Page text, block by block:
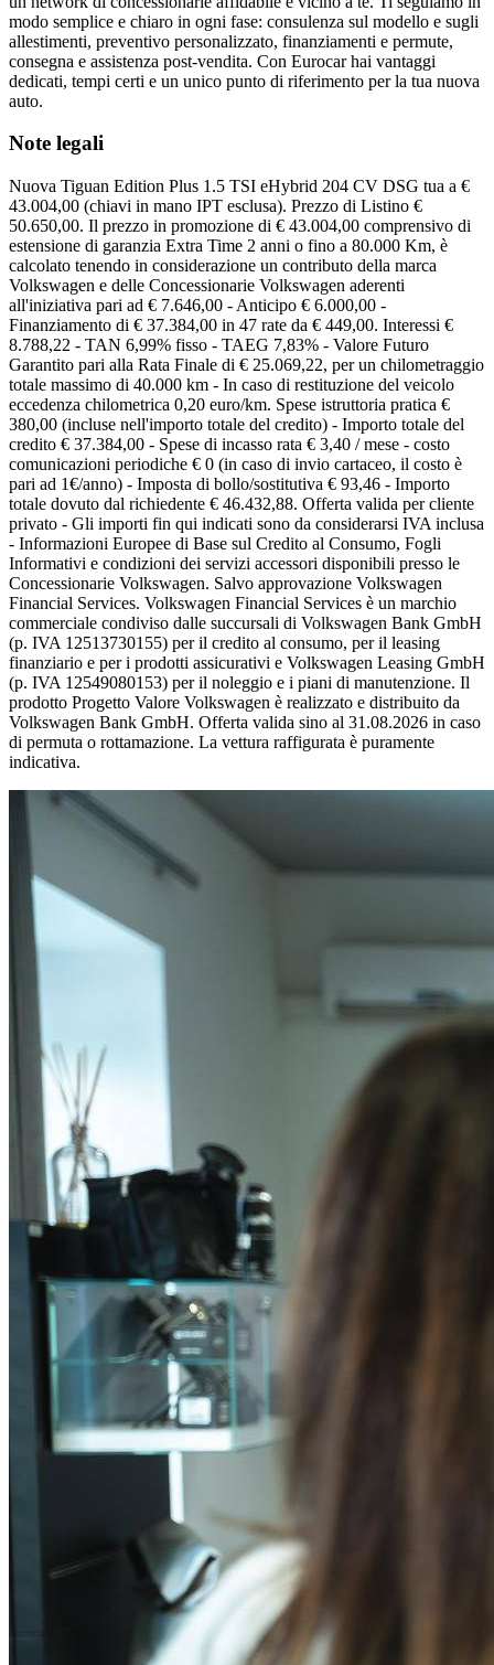
modo semplice e chiaro in ogni fase: consulenza sul modello e sugli
allestimenti, preventivo personalizzato, finanziamenti e permute,
consegna e assistenza post-vendita. Con Eurocar hai vantaggi
dedicati, tempi certi e un unico punto di riferimento per la tua nuova
auto.
Note legali
Nuova Tiguan Edition Plus 1.5 TSI eHybrid 204 CV DSG tua a €
43.004,00 (chiavi in mano IPT esclusa). Prezzo di Listino €
50.650,00. Il prezzo in promozione di € 43.004,00 comprensivo di
estensione di garanzia Extra Time 2 anni o fino a 80.000 Km, è
calcolato tenendo in considerazione un contributo della marca
Volkswagen e delle Concessionarie Volkswagen aderenti
all'iniziativa pari ad € 7.646,00 - Anticipo € 6.000,00 -
Finanziamento di € 37.384,00 in 47 rate da € 449,00. Interessi €
8.788,22 - TAN 6,99% fisso - TAEG 7,83% - Valore Futuro
Garantito pari alla Rata Finale di € 25.069,22, per un chilometraggio
totale massimo di 40.000 km - In caso di restituzione del veicolo
eccedenza chilometrica 0,20 euro/km. Spese istruttoria pratica €
380,00 (incluse nell'importo totale del credito) - Importo totale del
credito € 37.384,00 - Spese di incasso rata € 3,40 / mese - costo
comunicazioni periodiche € 0 (in caso di invio cartaceo, il costo è
pari ad 1€/anno) - Imposta di bollo/sostitutiva € 93,46 - Importo
totale dovuto dal richiedente € 46.432,88. Offerta valida per cliente
privato - Gli importi fin qui indicati sono da considerarsi IVA inclusa
- Informazioni Europee di Base sul Credito al Consumo, Fogli
Informativi e condizioni dei servizi accessori disponibili presso le
Concessionarie Volkswagen. Salvo approvazione Volkswagen
Financial Services. Volkswagen Financial Services è un marchio
commerciale condiviso dalle succursali di Volkswagen Bank GmbH
(p. IVA 12513730155) per il credito al consumo, per il leasing
finanziario e per i prodotti assicurativi e Volkswagen Leasing GmbH
(p. IVA 12549080153) per il noleggio e i piani di manutenzione. Il
prodotto Progetto Valore Volkswagen è realizzato e distribuito da
Volkswagen Bank GmbH. Offerta valida sino al 31.08.2026 in caso
di permuta o rottamazione. La vettura raffigurata è puramente
indicativa.